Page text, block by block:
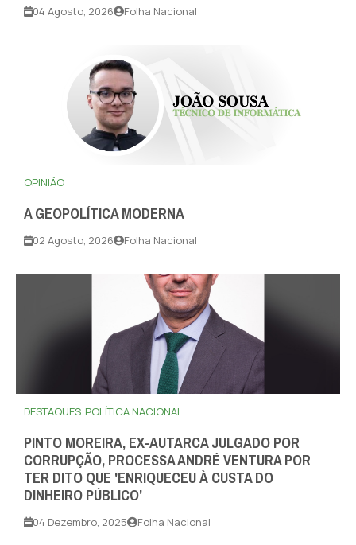
04 Agosto, 2026 Folha Nacional
OPINIÃO
A GEOPOLÍTICA MODERNA
02 Agosto, 2026 Folha Nacional
DESTAQUES POLÍTICA NACIONAL
PINTO MOREIRA, EX-AUTARCA JULGADO POR
CORRUPÇÃO, PROCESSA ANDRÉ VENTURA POR
TER DITO QUE 'ENRIQUECEU À CUSTA DO
DINHEIRO PÚBLICO'
04 Dezembro, 2025 Folha Nacional